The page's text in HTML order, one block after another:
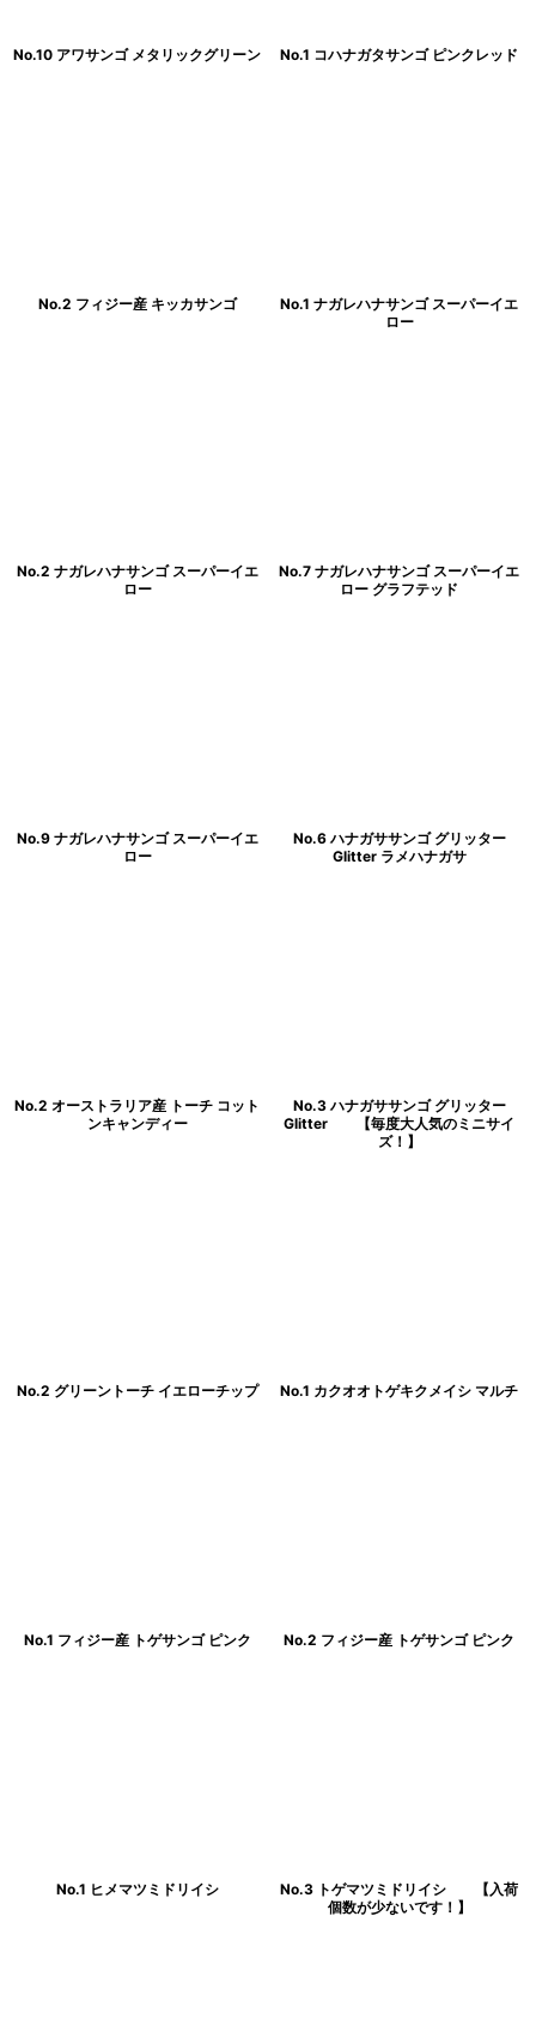
No.10 アワサンゴ メタリックグリーン No.1 コハナガタサンゴ ピンクレッド
No.2 フィジー産 キッカサンゴ
No.1 ナガレハナサンゴ スーパーイエ
ロー
No.2 ナガレハナサンゴ スーパーイエ
ロー
No.7 ナガレハナサンゴ スーパーイエ
ロー グラフテッド
No.9 ナガレハナサンゴ スーパーイエ
ロー
No.6 ハナガササンゴ グリッター
Glitter ラメハナガサ
No.2 オーストラリア産 トーチ コット
ンキャンディー
No.3 ハナガササンゴ グリッター
Glitter 【毎度大人気のミニサイ
ズ！】
No.2 グリーントーチ イエローチップ No.1 カクオオトゲキクメイシ マルチ
No.1 フィジー産 トゲサンゴ ピンク No.2 フィジー産 トゲサンゴ ピンク
No.1 ヒメマツミドリイシ
No.3 トゲマツミドリイシ 【入荷
個数が少ないです！】